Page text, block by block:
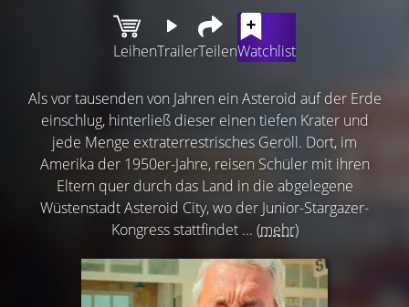
LeihenTrailerTeilenWatchlist
Als vor tausenden von Jahren ein Asteroid auf der Erde
einschlug, hinterließ dieser einen tiefen Krater und
jede Menge extraterrestrisches Geröll. Dort, im
Amerika der 1950er-Jahre, reisen Schüler mit ihren
Eltern quer durch das Land in die abgelegene
Wüstenstadt Asteroid City, wo der Junior-Stargazer-
Kongress stattfindet ... (mehr)